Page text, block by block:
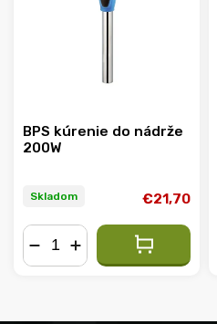
Abecedne
BPS kúrenie do nádrže
200W
Skladom €21,70